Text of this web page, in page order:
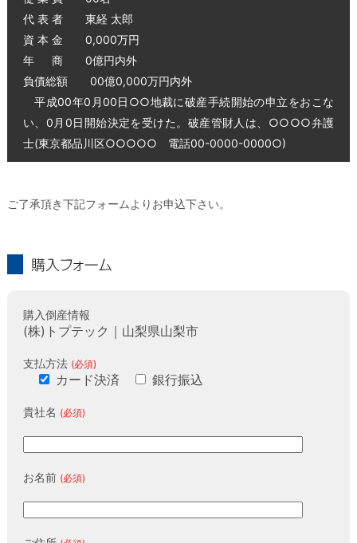
代 表 者 東経 太郎
資 本 金 0,000万円
年 商 0億円内外
負債総額 00億0,000万円内外
平成00年0月00日○○地裁に破産手続開始の申立をおこな
い、0月0日開始決定を受けた。破産管財人は、○○○○弁護
士(東京都品川区○○○○○ 電話00-0000-0000○)
ご了承頂き下記フォームよりお申込下さい。
購入倒産情報
(株)トプテック｜山梨県山梨市
支払方法 (必須)
カード決済 銀行振込
貴社名 (必須)
お名前 (必須)